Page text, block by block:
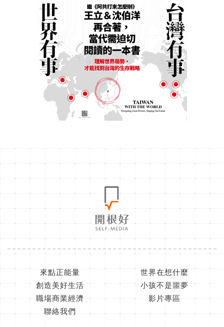
來點正能量
世界在想什麼
創造美好生活
小孩不是噩夢
職場商業經濟
影片專區
聯絡我們